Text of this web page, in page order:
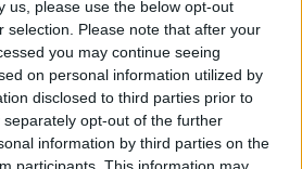
us, please use the below opt-out
selection. Please note that after your
you may continue seeing
on personal information utilized by
disclosed to third parties prior to
opt-out of the further
information by third parties on the
Bø juoksi maaliin
77:nneksi.
pettynyt siihen, että
niukasti ohi – vain 19
hän ei tajunnut heti.